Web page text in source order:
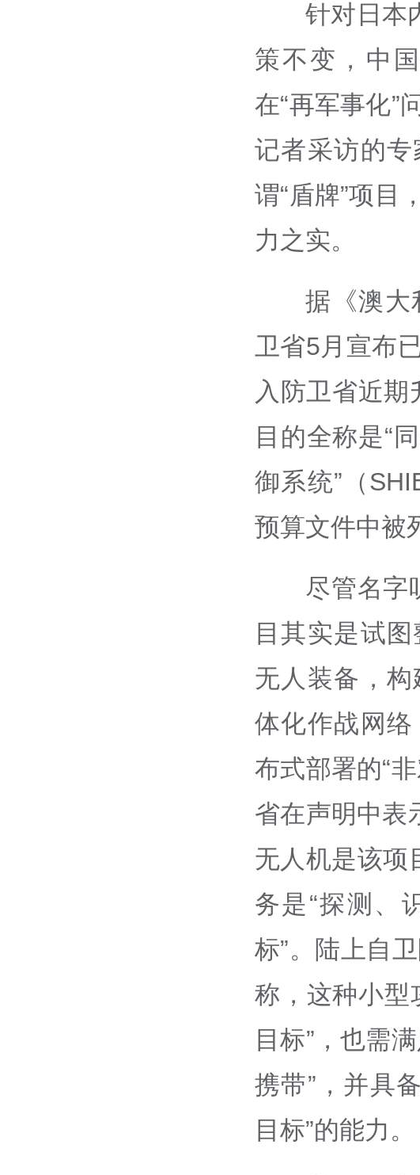
针对日本
策不变，中
在“再军事化”
记者采访的
谓“盾牌”项目
力之实。
据《澳大
卫省5月宣布
入防卫省近期
目的全称是“
御系统”（
预算文件中被
尽管名字
目其实是试
无人装备，
体化作战网
布式部署的“
省在声明中表
无人机是该项
务是“探测、
标”。陆上自
称，这种小型
目标”，也需
携带”，并具
目标”的能力。